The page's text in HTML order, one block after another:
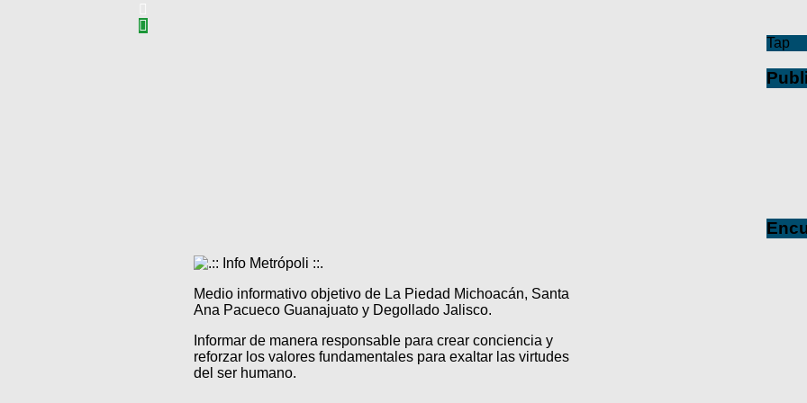
Tap
Medio informativo objetivo de La Piedad Michoacán, Santa
Ana Pacueco Guanajuato y Degollado Jalisco.
Informar de manera responsable para crear conciencia y
reforzar los valores fundamentales para exaltar las virtudes
del ser humano.